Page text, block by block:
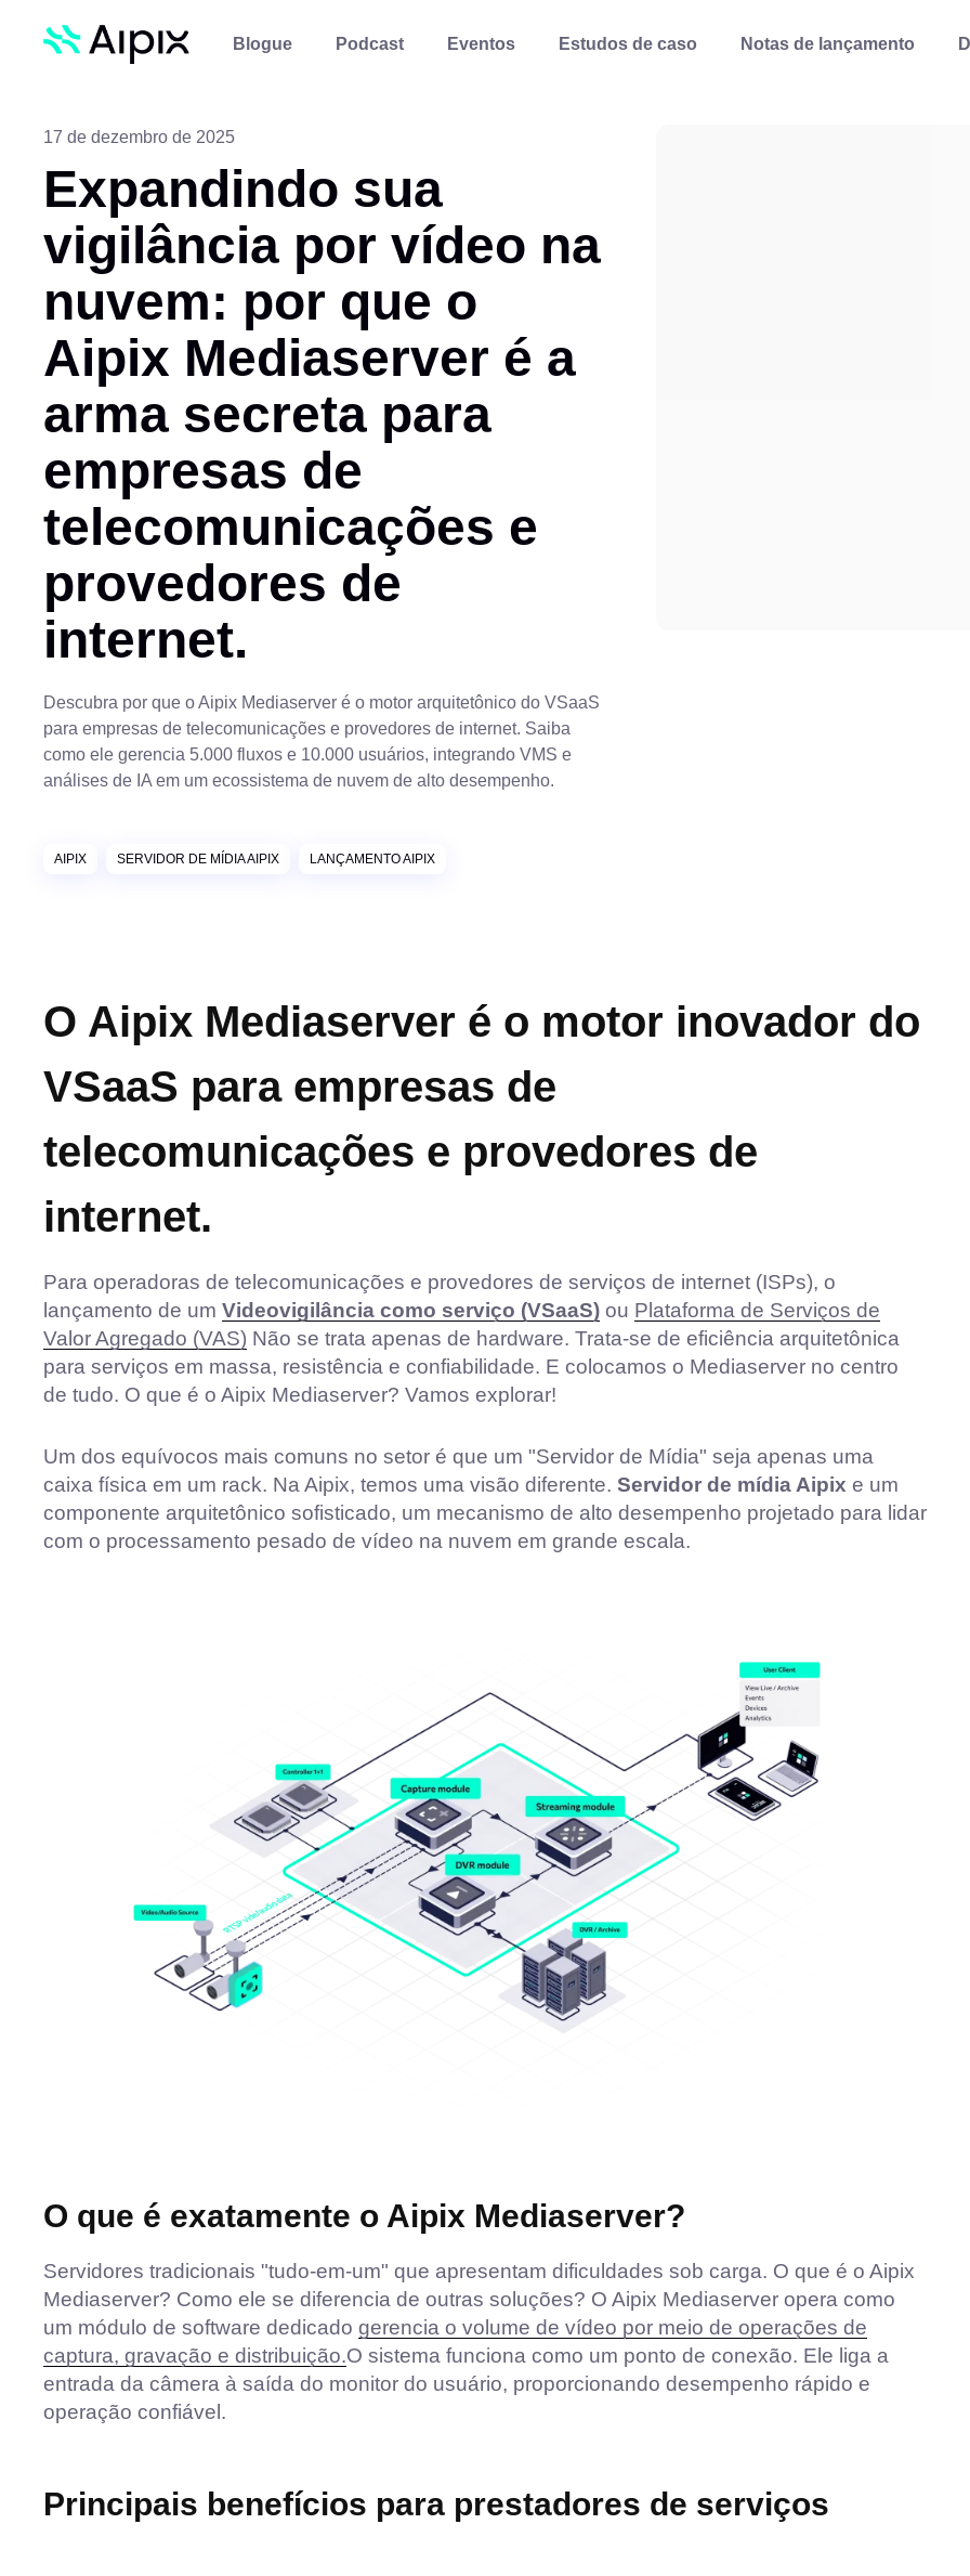
Blogue Podcast Eventos Estudos de caso Notas de lançamento
17 de dezembro de 2025
Expandindo sua
vigilância por vídeo na
nuvem: por que o
Aipix Mediaserver é a
arma secreta para
empresas de
telecomunicações e
provedores de
internet.
Descubra por que o Aipix Mediaserver é o motor arquitetônico do VSaaS
para empresas de telecomunicações e provedores de internet. Saiba
como ele gerencia 5.000 fluxos e 10.000 usuários, integrando VMS e
análises de IA em um ecossistema de nuvem de alto desempenho.
AIPIX SERVIDOR DE MÍDIA AIPIX LANÇAMENTO AIPIX
O Aipix Mediaserver é o motor inovador do
VSaaS para empresas de
telecomunicações e provedores de
internet.
Para operadoras de telecomunicações e provedores de serviços de internet (ISPs), o
lançamento de um Videovigilância como serviço (VSaaS) ou Plataforma de Serviços de
Valor Agregado (VAS) Não se trata apenas de hardware. Trata-se de eficiência arquitetônica
para serviços em massa, resistência e confiabilidade. E colocamos o Mediaserver no centro
de tudo. O que é o Aipix Mediaserver? Vamos explorar!
Um dos equívocos mais comuns no setor é que um "Servidor de Mídia" seja apenas uma
caixa física em um rack. Na Aipix, temos uma visão diferente. Servidor de mídia Aipix e um
componente arquitetônico sofisticado, um mecanismo de alto desempenho projetado para lidar
com o processamento pesado de vídeo na nuvem em grande escala.
O que é exatamente o Aipix Mediaserver?
Servidores tradicionais "tudo-em-um" que apresentam dificuldades sob carga. O que é o Aipix
Mediaserver? Como ele se diferencia de outras soluções? O Aipix Mediaserver opera como
um módulo de software dedicado gerencia o volume de vídeo por meio de operações de
captura, gravação e distribuição.O sistema funciona como um ponto de conexão. Ele liga a
entrada da câmera à saída do monitor do usuário, proporcionando desempenho rápido e
operação confiável.
Principais benefícios para prestadores de serviços